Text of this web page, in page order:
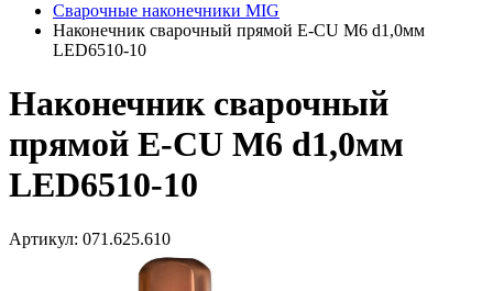
Сварочные наконечники MIG
Наконечник сварочный прямой E-CU М6 d1,0мм
LED6510-10
Наконечник сварочный
прямой E-CU М6 d1,0мм
LED6510-10
Артикул: 071.625.610